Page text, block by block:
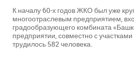
К началу 60-х годов ЖКО был уже
многоотраслевым предприятием,
градообразующего комбината
предприятии, совместно с
трудилось 582 человека.